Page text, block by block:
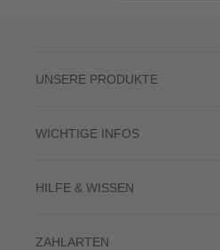
UNSERE PRODUKTE
WICHTIGE INFOS
HILFE & WISSEN
ZAHLARTEN